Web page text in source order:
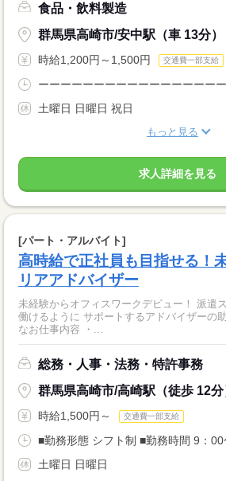
食品・飲料製造
群馬県高崎市/安中駅（車 13分）
時給1,200円～1,500円 交通費一部支給
ーーーーーーーーーーーーーーーーー
土曜日 日曜日 祝日
もっと見る
求人詳細を見る
[パート・アルバイト]
高時給で正社員も目指せる！
リアアドバイザー
未経験からオフィスワークデビュー！ 派遣
働けるように サポートするアドバイザーの助手業
なお仕事内容 ・...
総務・人事・法務・特許事務
群馬県高崎市/高崎駅（徒歩 12分
時給1,500円～ 交通費一部支給
■勤務形態 シフト制 ■勤務時間 9：00
土曜日 日曜日